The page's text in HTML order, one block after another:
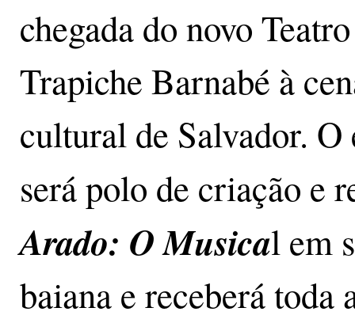
chegada do novo Teatro
Trapiche Barnabé à
cultural de Salvador. O
será polo de criação e
Arado: O Musical em
baiana e receberá toda